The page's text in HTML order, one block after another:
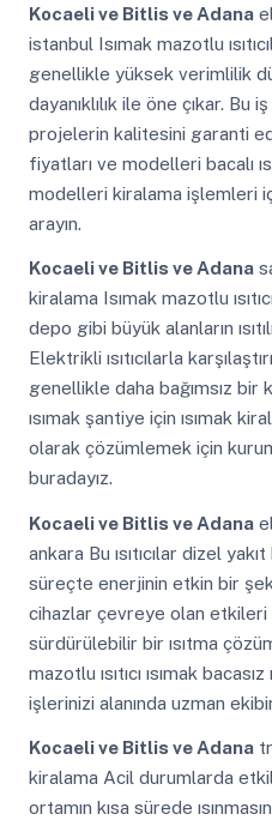
Kocaeli ve Bitlis ve Adana
istanbul Isımak mazotlu
genellikle yüksek verimlilik
dayanıklılık ile öne çıkar. Bu
projelerin kalitesini garanti
fiyatları ve modelleri bacalı
modelleri kiralama işlemleri
arayın.
Kocaeli ve Bitlis ve Adana
kiralama Isımak mazotlu
depo gibi büyük alanların
Elektrikli ısıtıcılarla
genellikle daha bağımsız bir
ısımak şantiye için ısımak
olarak çözümlemek için
buradayız.
Kocaeli ve Bitlis ve Adana
ankara Bu ısıtıcılar dizel
süreçte enerjinin etkin bir
cihazlar çevreye olan etkileri
sürdürülebilir bir ısıtma
mazotlu ısıtıcı ısımak
işlerinizi alanında uzman
Kocaeli ve Bitlis ve Adana
kiralama Acil durumlarda
ortamın kısa sürede